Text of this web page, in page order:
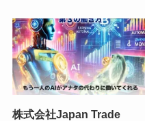
株式会社Japan Trade